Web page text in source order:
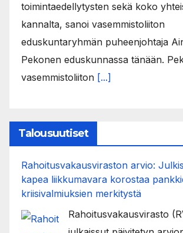
toimintaedellytysten sekä koko
kannalta, sanoi vasemmistoliiton
eduskuntaryhmän puheenjohtaja
Pekonen eduskunnassa tänään.
vasemmistoliiton [...]
Talousuutiset
Rahoitusvakausviraston arvio:
kapea liikkumavara korostaa
kriisivalmiuksien merkitystä
Rahoitusvakausvirasto